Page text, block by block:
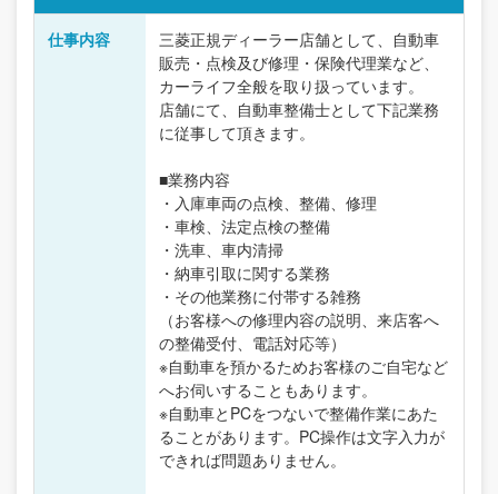
仕事内容
三菱正規ディーラー店舗として、自動車
販売・点検及び修理・保険代理業など、
カーライフ全般を取り扱っています。
店舗にて、自動車整備士として下記業務
に従事して頂きます。
■業務内容
・入庫車両の点検、整備、修理
・車検、法定点検の整備
・洗車、車内清掃
・納車引取に関する業務
・その他業務に付帯する雑務
（お客様への修理内容の説明、来店客へ
の整備受付、電話対応等）
※自動車を預かるためお客様のご自宅など
へお伺いすることもあります。
※自動車とPCをつないで整備作業にあた
ることがあります。PC操作は文字入力が
できれば問題ありません。